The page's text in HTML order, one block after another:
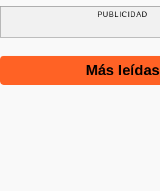
PUBLICIDAD
Más leídas